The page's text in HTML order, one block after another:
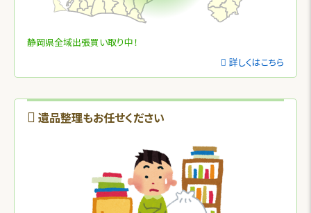
静岡県全域出張買い取り中！
詳しくはこちら
遺品整理もお任せください